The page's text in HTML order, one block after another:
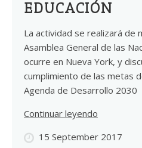
EDUCACIÓN
La actividad se realizará de
Asamblea General de las
ocurre en Nueva York, y
cumplimiento de las metas
Agenda de Desarrollo 2030
Continuar leyendo
15 September 2017